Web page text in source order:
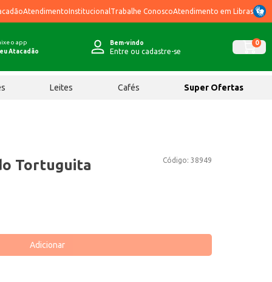
AtendimentoInstitucional Trabalhe ConoscoAtendimento em Libras
o app
Atacadão
Bem-vindo
Entre ou cadastre-se
0
Leites Cafés Super Ofertas
Código: 38949
Tortuguita
Adicionar